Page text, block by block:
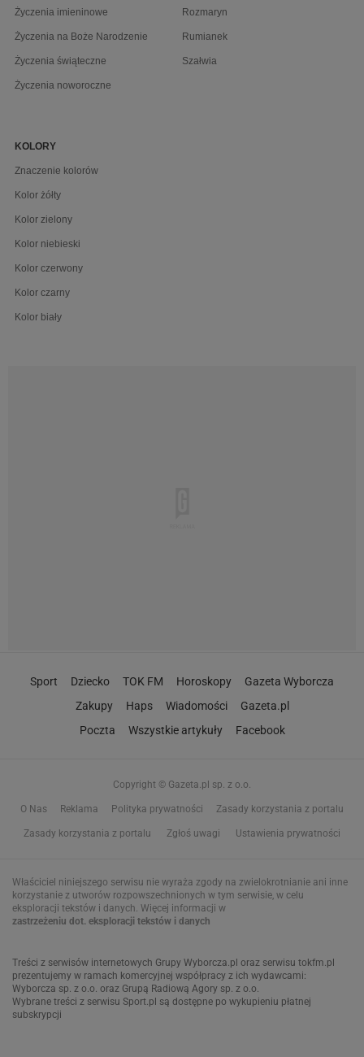
Życzenia imieninowe
Życzenia na Boże Narodzenie
Życzenia świąteczne
Życzenia noworoczne
Rozmaryn
Rumianek
Szałwia
KOLORY
Znaczenie kolorów
Kolor żółty
Kolor zielony
Kolor niebieski
Kolor czerwony
Kolor czarny
Kolor biały
Sport Dziecko TOK FM Horoskopy
Gazeta Wyborcza
Zakupy
Haps Wiadomości
Gazeta.pl
Poczta
Wszystkie artykuły Facebook
Copyright © Gazeta.pl sp. z o.o.
O Nas Reklama Polityka prywatności Zasady korzystania z portalu
Zasady korzystania z portalu Zgłoś uwagi Ustawienia prywatności
Właściciel niniejszego serwisu nie wyraża zgody na zwielokrotnianie ani inne
korzystanie z utworów rozpowszechnionych w tym serwisie, w celu
eksploracji tekstów i danych. Więcej informacji w
zastrzeżeniu dot. eksploracji tekstów i danych
Treści z serwisów internetowych Grupy Wyborcza.pl oraz serwisu tokfm.pl
prezentujemy w ramach komercyjnej współpracy z ich wydawcami:
Wyborcza sp. z o.o. oraz Grupą Radiową Agory sp. z o.o.
Wybrane treści z serwisu Sport.pl są dostępne po wykupieniu płatnej
subskrypcji